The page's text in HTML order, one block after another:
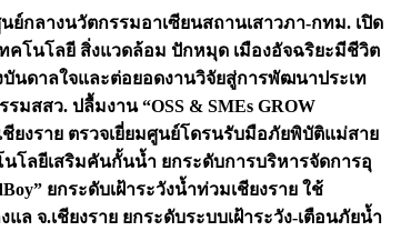
ย์กลางนวัตกรรมอาเซียนสถานเสาวภา-กทม. เปิด
คโนโลยี สิ่งแวดล้อม ปักหมุด เมืองอัจฉริยะมีชีวิต
นดาลใจและต่อยอดงานวิจัยสู่การพัฒนาประเท
รมสสว. ปลื้มงาน “OSS & SMEs GROW
ชียงราย ตรวจเยี่ยมศูนย์โดรนรับมือภัยพิบัติแม่สาย
โลยีเสริมคันกั้นน้ำ ยกระดับการบริหารจัดการอุ
ยกระดับเฝ้าระวังน้ำท่วมเชียงราย ใช้
ล จ.เชียงราย ยกระดับระบบเฝ้าระวัง-เตือนภัยน้ำ